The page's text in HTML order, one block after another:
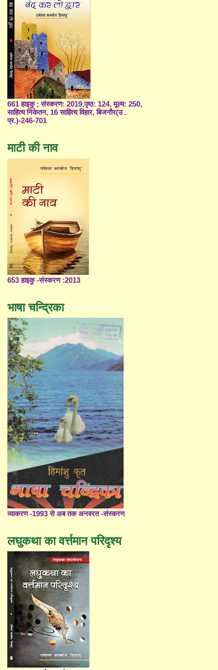
661 हाइकु ; संस्करण: 2019,पृष्ठ: 124, मूल्य: 250,
साहित्य निकेतन, 16 साहित्य विहार, बिजनौर(उ .
प्र.)-246-701
माटी की नाव
653 हाइकु -संस्करण :2013
भाषा चन्द्रिका
व्याकरण -1993 से अब तक अनवरत -संस्करण
लघुकथा का वर्त्तमान परिदृश्य